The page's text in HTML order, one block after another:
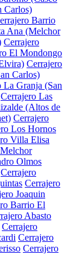
Carlos)
Barrio
Ana (Melchor
Cerrajero
El Mondongo
Cerrajero
Carlos)
La Granja (San
Cerrajero Las
(Altos de
Cerrajero
Los Hornos
Villa Elisa
Olmos
Cerrajero
Cerrajero
Joaquin
Barrio El
Abasto
Cerrajero
Cerrajero
Cerrajero